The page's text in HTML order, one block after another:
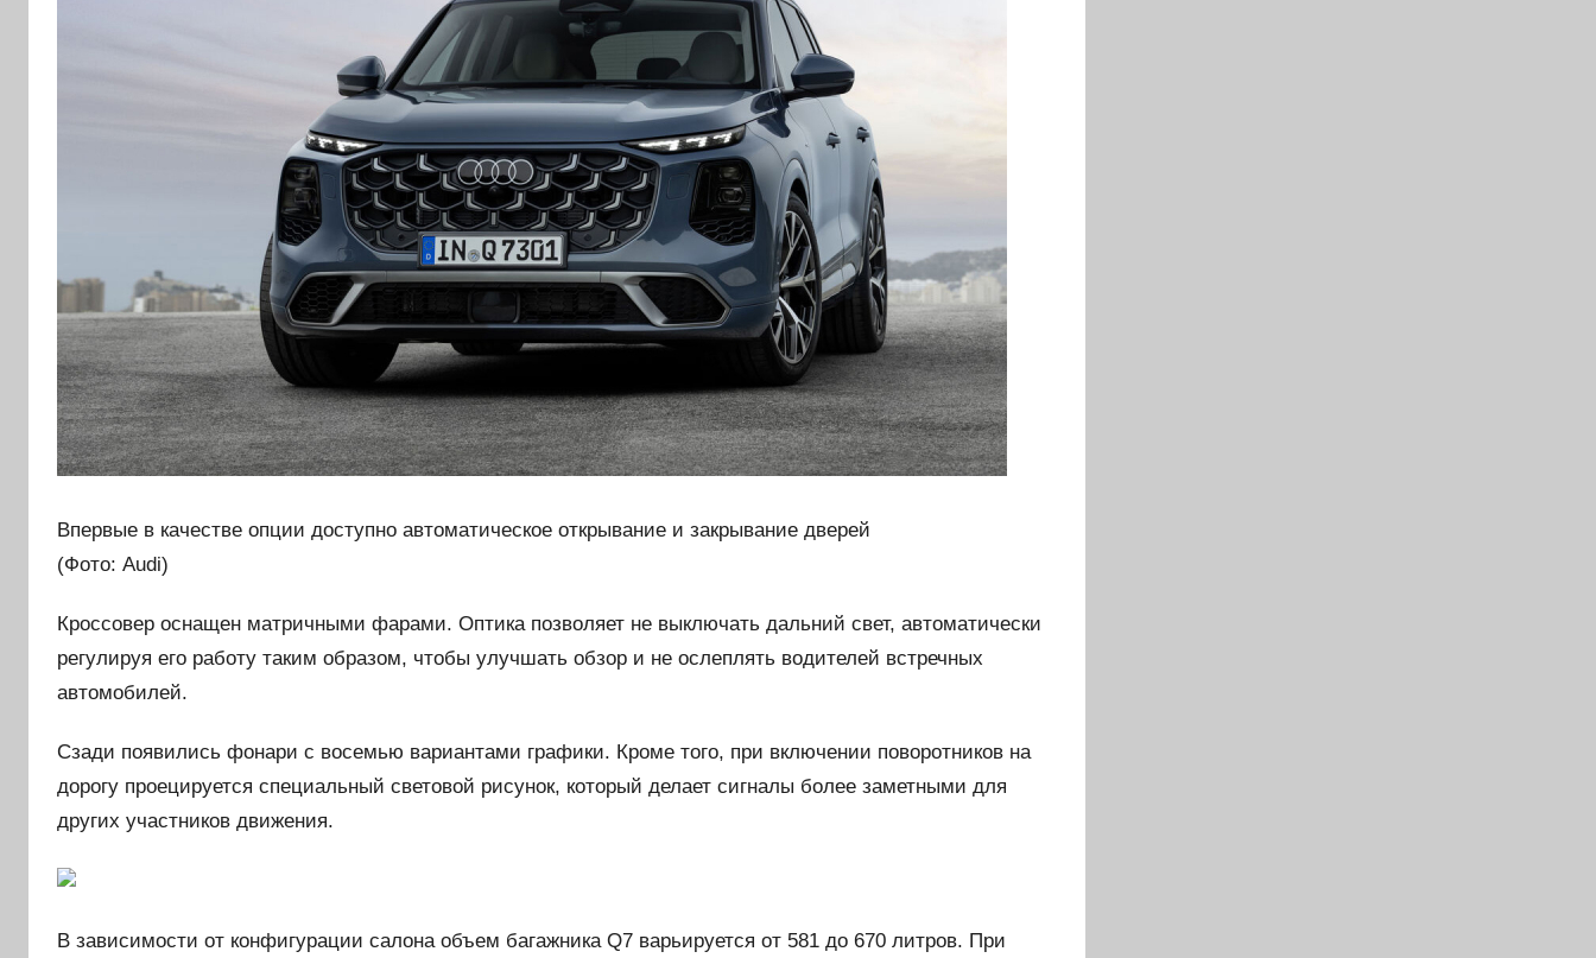
Впервые в качестве опции доступно автоматическое открывание и закрывание дверей
(Фото: Audi)
Кроссовер оснащен матричными фарами. Оптика позволяет не выключать дальний свет, автоматически
регулируя его работу таким образом, чтобы улучшать обзор и не ослеплять водителей встречных
автомобилей.
Сзади появились фонари с восемью вариантами графики. Кроме того, при включении поворотников на
дорогу проецируется специальный световой рисунок, который делает сигналы более заметными для
других участников движения.
В зависимости от конфигурации салона объем багажника Q7 варьируется от 581 до 670 литров. При